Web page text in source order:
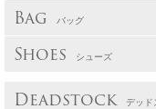
Bag バッグ
Shoes シューズ
Deadstock デッド